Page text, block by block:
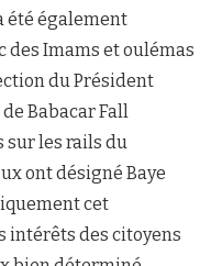
été également
des Imams et oulémas
du Président
Babacar Fall
sur les rails du
ont désigné Baye
cet
intérêts des citoyens